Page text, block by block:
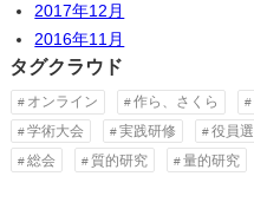
2017年12月
2016年11月
タグクラウド
オンライン 作ら、さくら
学術大会
実践研修 役員
総会
質的研究 量的研究